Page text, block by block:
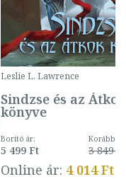
Leslie L. Lawrence
Sindzse és az Átkok
könyve
Borító ár:
5 499 Ft
Korábbi
3 849 Ft
Online ár: 4 014 Ft